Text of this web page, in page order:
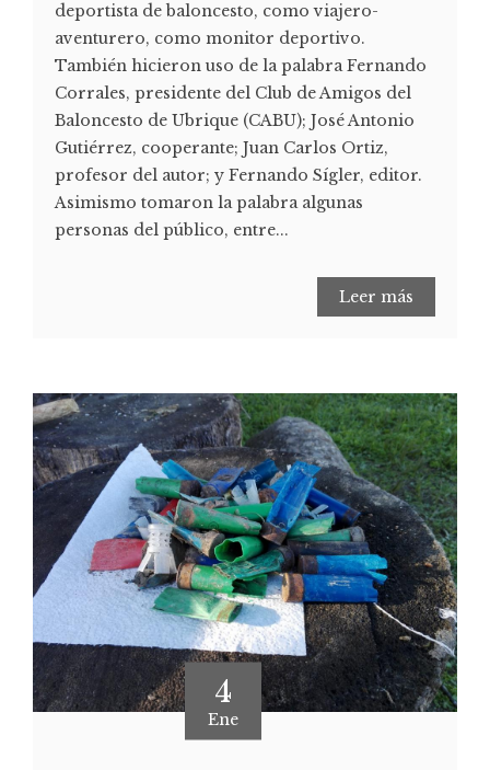
deportista de baloncesto, como viajero-
aventurero, como monitor deportivo.
También hicieron uso de la palabra Fernando
Corrales, presidente del Club de Amigos del
Baloncesto de Ubrique (CABU); José Antonio
Gutiérrez, cooperante; Juan Carlos Ortiz,
profesor del autor; y Fernando Sígler, editor.
Asimismo tomaron la palabra algunas
personas del público, entre...
Leer más
4
Ene